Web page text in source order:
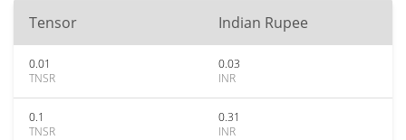
Tensor Indian Rupee
0.01
TNSR
0.03
INR
0.1
TNSR
0.31
INR